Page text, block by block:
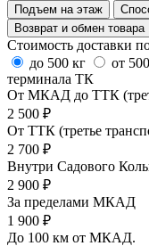
Подъем на этаж
Возврат и обмен товара
Стоимость доставки
до 500 кг
от
терминала ТК
От МКАД до ТТК
2 500 ₽
От ТТК (третье
2 700 ₽
Внутри Садового
2 900 ₽
За пределами МКАД
1 900 ₽
До 100 км от МКАД.